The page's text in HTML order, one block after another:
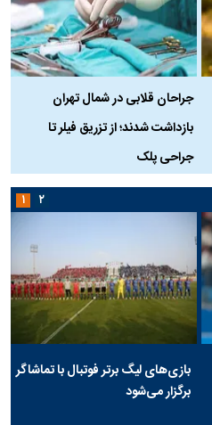
جراحان قلابی در شمال تهران
بازداشت شدند؛ از تزریق فیلر تا
جراحی پلک
بازی‌های لیگ برتر فوتبال با تماشاگر
برگزار می‌شود
۱ ۲